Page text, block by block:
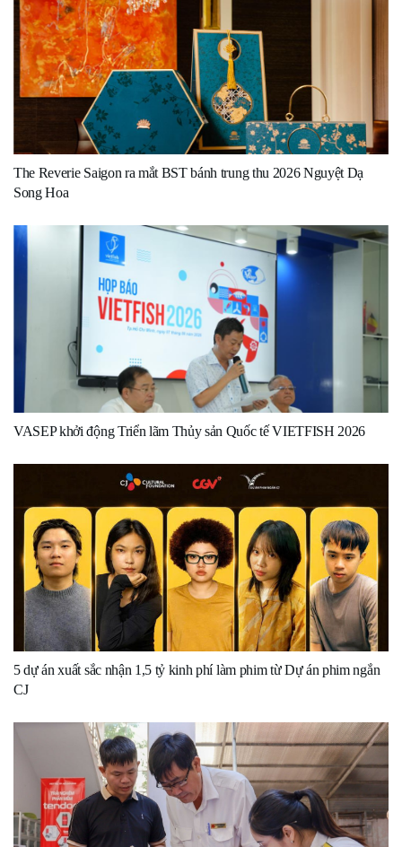
The Reverie Saigon ra mắt BST bánh trung thu 2026 Nguyệt Dạ
Song Hoa
VASEP khởi động Triển lãm Thủy sản Quốc tế VIETFISH 2026
5 dự án xuất sắc nhận 1,5 tỷ kinh phí làm phim từ Dự án phim ngắn
CJ